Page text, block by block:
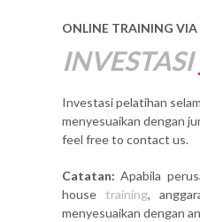
ONLINE TRAINING
INVESTASI
Investasi pelatihan
menyesuaikan dengan
feel free to contact us.
Catatan: Apabila
house training,
menyesuaikan dengan